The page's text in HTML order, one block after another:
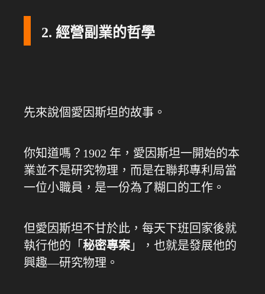
2. 經營副業的哲學
先來說個愛因斯坦的故事。
你知道嗎？1902 年，愛因斯坦一開始的本
業並不是研究物理，而是在聯邦專利局當
一位小職員，是一份為了糊口的工作。
但愛因斯坦不甘於此，每天下班回家後就
執行他的「 秘密專案 」，也就是發展他的
興趣—研究物理。